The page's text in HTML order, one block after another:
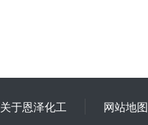
关于恩泽化工 网站地图